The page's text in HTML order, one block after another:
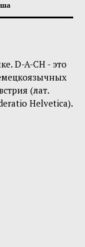
D-A-CH - это
(лат.
Helvetica).